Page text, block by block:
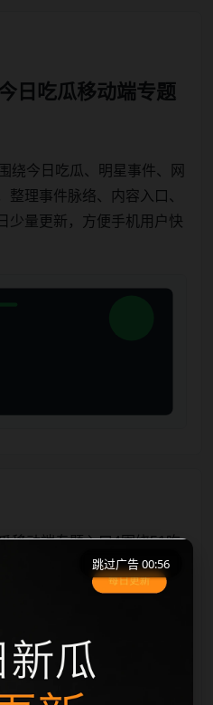
日吃瓜移动端专题
绕今日吃瓜、明星事件、网
整理事件脉络、内容入口、
少量更新，方便手机用户快
移动端专题入口4围绕51吃
开，适合移动端用户在短时
径和延伸阅读方向。本站在
同一批页面出现高度重复。
看标题是否明确，再看摘要
过栏目入口继续浏览同类内
跳过广告 00:56